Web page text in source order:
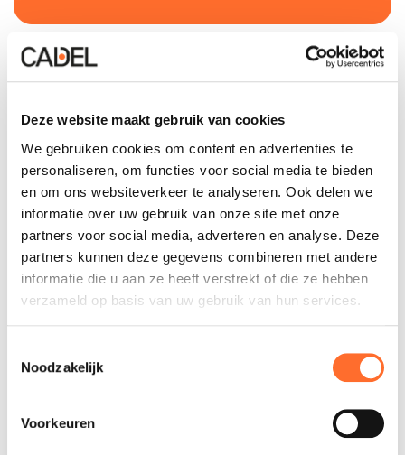
Deze website maakt gebruik van cookies
We gebruiken cookies om content en advertenties te
personaliseren, om functies voor social media te bieden
en om ons websiteverkeer te analyseren. Ook delen we
informatie over uw gebruik van onze site met onze
partners voor social media, adverteren en analyse. Deze
partners kunnen deze gegevens combineren met andere
informatie die u aan ze heeft verstrekt of die ze hebben
verzameld op basis van uw gebruik van hun services.
Noodzakelijk
Voorkeuren
Zie telefoon
Zie e-mail
Contact